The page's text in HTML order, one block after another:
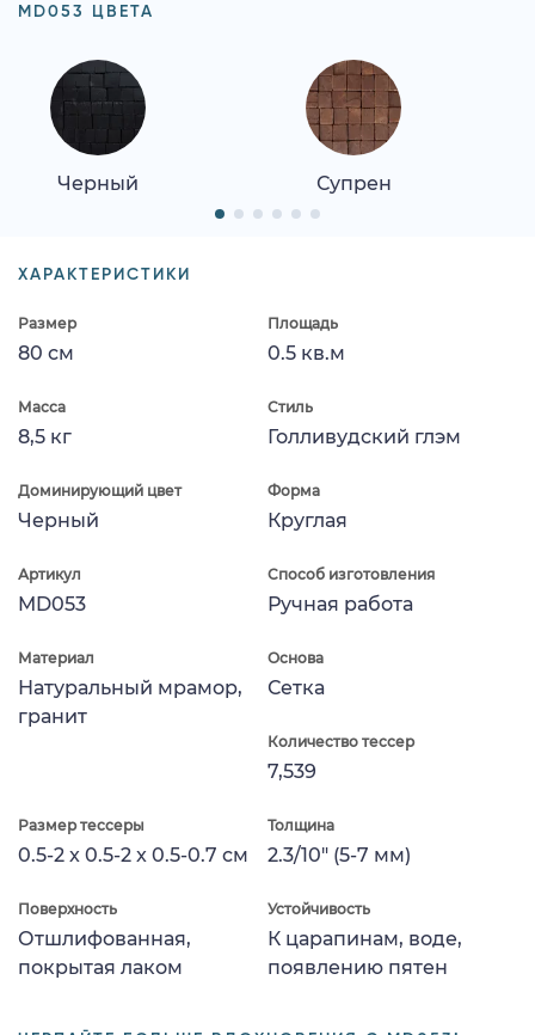
MD053 ЦВЕТА
Черный Супрен
ХАРАКТЕРИСТИКИ
Размер
80 см
Площадь
0.5 кв.м
Масса
8,5 кг
Стиль
Голливудский глэм
Доминирующий цвет
Черный
Форма
Круглая
Артикул
MD053
Способ изготовления
Ручная работа
Материал
Натуральный мрамор,
гранит
Основа
Сетка
Количество тессер
7,539
Размер тессеры
0.5-2 x 0.5-2 x 0.5-0.7 см
Толщина
2.3/10" (5-7 мм)
Поверхность
Отшлифованная,
покрытая лаком
Устойчивость
К царапинам, воде,
появлению пятен